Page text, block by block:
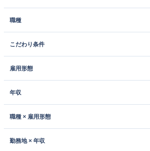
職種
こだわり条件
雇用形態
年収
職種 × 雇用形態
勤務地 × 年収